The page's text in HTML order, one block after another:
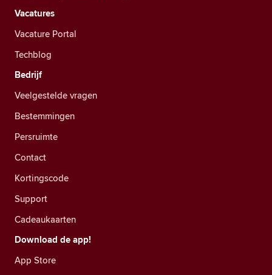
Vacatures
Vacature Portal
Techblog
Bedrijf
Veelgestelde vragen
Bestemmingen
Persruimte
Contact
Kortingscode
Support
Cadeaukaarten
Download de app!
App Store